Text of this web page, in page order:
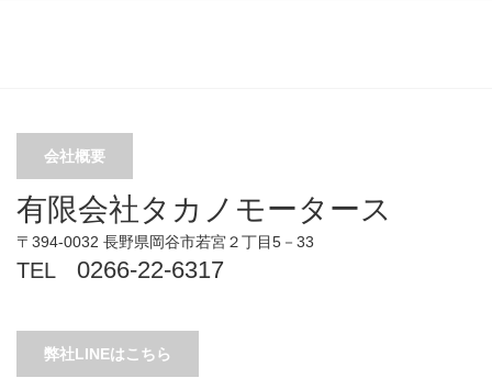
会社概要
有限会社タカノモータース
〒394-0032 長野県岡谷市若宮２丁目5－33
TEL 0266-22-6317
弊社LINEはこちら